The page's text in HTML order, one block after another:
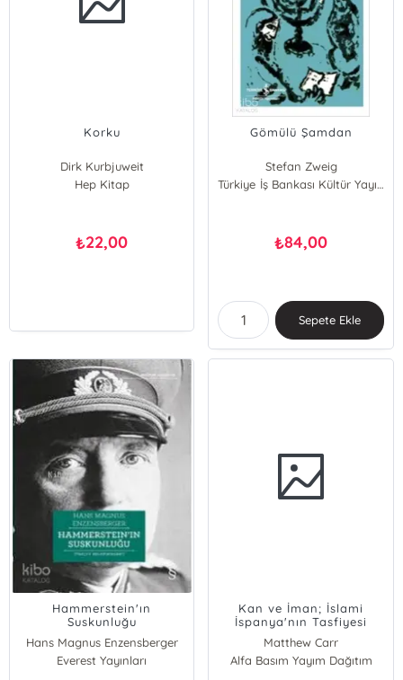
Korku
Dirk Kurbjuweit
Hep Kitap
₺22,00
Gömülü Şamdan
Stefan Zweig
Türkiye İş Bankası Kültür Yayınları
₺84,00
Sepete Ekle
Hammerstein'ın
Suskunluğu
Hans Magnus Enzensberger
Everest Yayınları
Kan ve İman; İslami
İspanya'nın Tasfiyesi
1492-1614
Matthew Carr
Alfa Basım Yayım Dağıtım